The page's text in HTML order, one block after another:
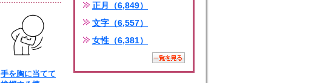
手を胸に当てて
正月（6,849）
文字（6,557）
女性（6,381）